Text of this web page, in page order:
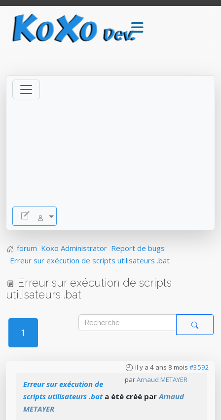
forum Koxo Administrator Report de bugs
Erreur sur exécution de scripts utilisateurs .bat
Erreur sur exécution de scripts
utilisateurs .bat
1
il y a 4 ans 8 mois #3592
parArnaud METAYER
Erreur sur exécution de
scripts utilisateurs .bata été créé parArnaud
METAYER